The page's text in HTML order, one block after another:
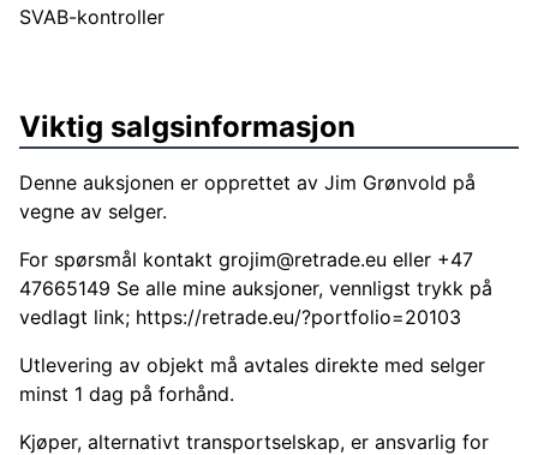
SVAB-kontroller
Viktig salgsinformasjon
Denne auksjonen er opprettet av Jim Grønvold på
vegne av selger.
For spørsmål kontakt grojim@retrade.eu eller +47
47665149 Se alle mine auksjoner, vennligst trykk på
vedlagt link; https://retrade.eu/?portfolio=20103
Utlevering av objekt må avtales direkte med selger
minst 1 dag på forhånd.
Kjøper, alternativt transportselskap, er ansvarlig for